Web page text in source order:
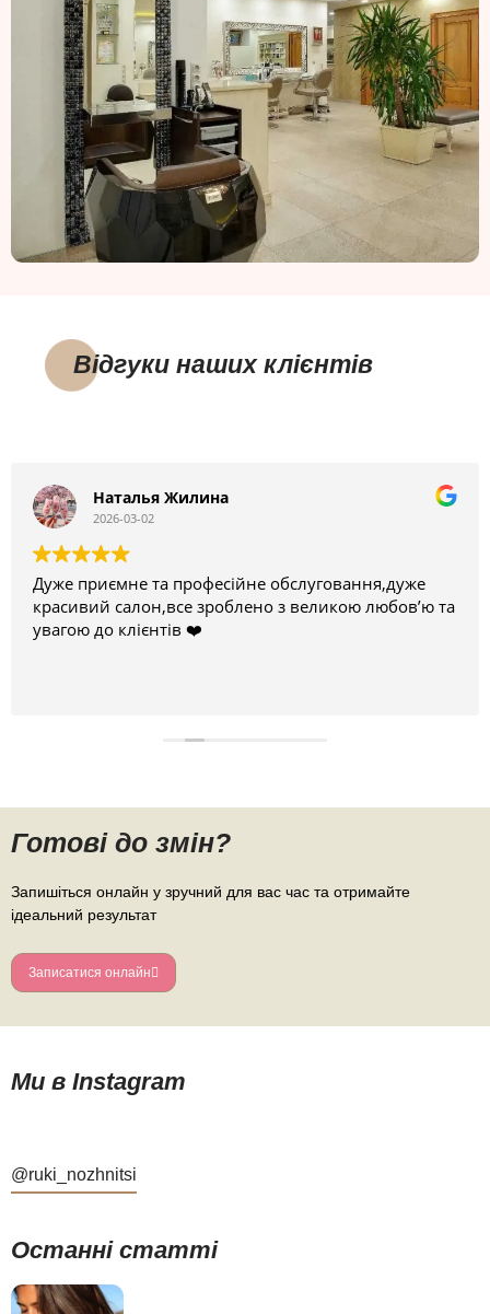
Відгуки наших клієнтів
Наталья Жилина
2026-03-02
Дуже приємне та професійне обслуговання,дуже
красивий салон,все зроблено з великою любов’ю та
увагою до клієнтів ❤️
Готові до змін?
Запишіться онлайн у зручний для вас час та отримайте
ідеальний результат
Записатися онлайн
Ми в Instagram
@ruki_nozhnitsi
Останні статті